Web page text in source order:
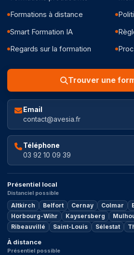
Formations à distance
Smart Formation IA
Regards sur la formation
Trouver une
Email
contact@avesia.fr
Téléphone
03 92 10 09 39
Présentiel local
Distanciel possible
Altkirch Belfort Cernay Colmar
Horbourg-Wihr
Kaysersberg
Ribeauvillé
Saint-Louis Sélestat
À distance
Présentiel possible